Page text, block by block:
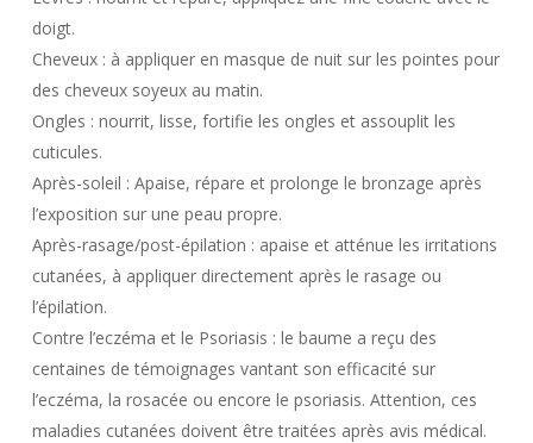
doigt.
Cheveux : à appliquer en masque de nuit sur les pointes pour
des cheveux soyeux au matin.
Ongles : nourrit, lisse, fortifie les ongles et assouplit les
cuticules.
Après-soleil : Apaise, répare et prolonge le bronzage après
l’exposition sur une peau propre.
Après-rasage/post-épilation : apaise et atténue les irritations
cutanées, à appliquer directement après le rasage ou
l’épilation.
Contre l’eczéma et le Psoriasis : le baume a reçu des
centaines de témoignages vantant son efficacité sur
l’eczéma, la rosacée ou encore le psoriasis. Attention, ces
maladies cutanées doivent être traitées après avis médical.